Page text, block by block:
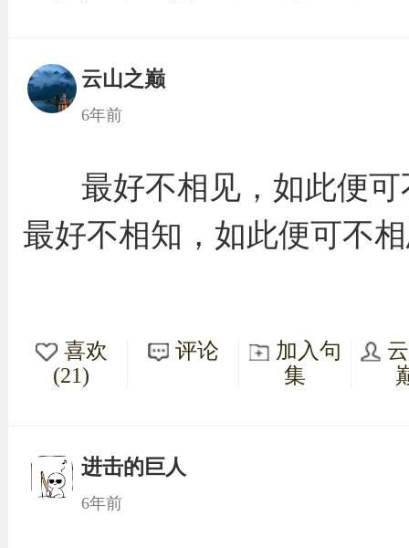
云山之巅
6年前
最好不相见，如此便
最好不相知，如此便可不
喜欢
(21)
评论
加入句
集
进击的巨人
6年前